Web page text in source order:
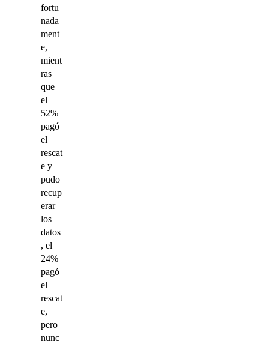
fortu
nada
ment
e,
mient
ras
que
el
52%
pagó
el
rescat
e y
pudo
recup
erar
los
datos
, el
24%
pagó
el
rescat
e,
pero
nunc